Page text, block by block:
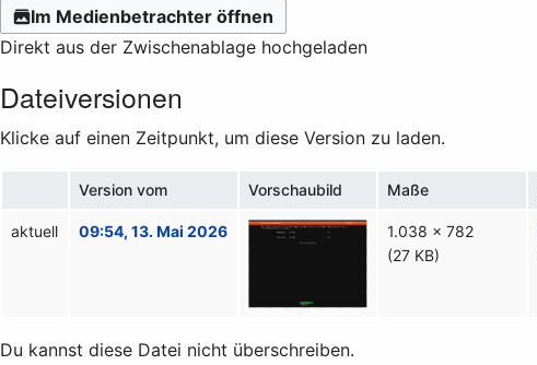
Im Medienbetrachter öffnen
Direkt aus der Zwischenablage hochgeladen
Dateiversionen
Klicke auf einen Zeitpunkt, um diese Version zu laden.
Version vom Vorschaubild Maße
aktuell 09:54, 13. Mai 2026
1.038 × 782
(27 KB)
Du kannst diese Datei nicht überschreiben.